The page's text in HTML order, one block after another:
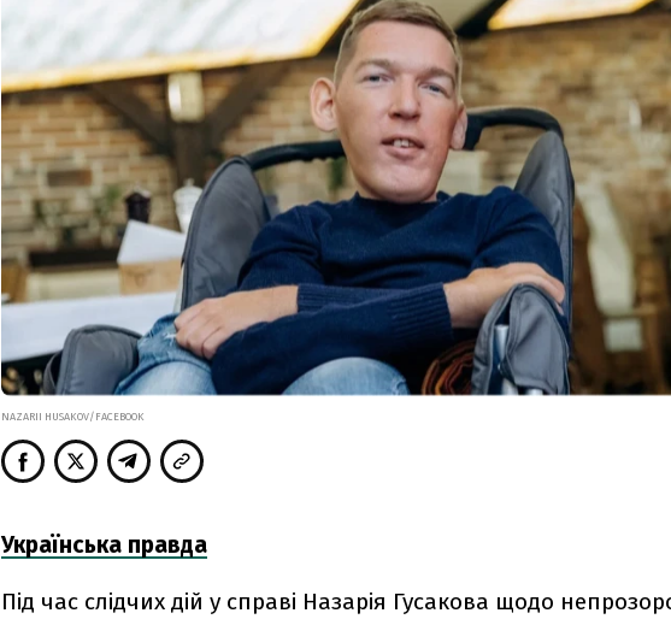
NAZARII HUSAKOV/FACEBOOK
Українська правда
Під час слідчих дій у справі Назарія Гусакова щодо